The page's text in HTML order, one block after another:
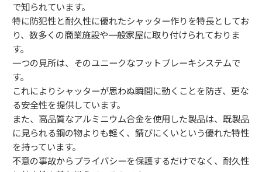
で知られています。
特に防犯性と耐久性に優れたシャッター作りを特長としてお
り、数多くの商業施設や一般家屋に取り付けられておりま
す。
一つの見所は、そのユニークなフットブレーキシステムで
す。
これによりシャッターが思わぬ瞬間に動くことを防ぎ、更な
る安全性を提供しています。
また、高品質なアルミニウム合金を使用した製品は、既製品
に見られる鋼の物よりも軽く、錆びにくいという優れた特性
を持っています。
不意の事故からプライバシーを保護するだけでなく、耐久性